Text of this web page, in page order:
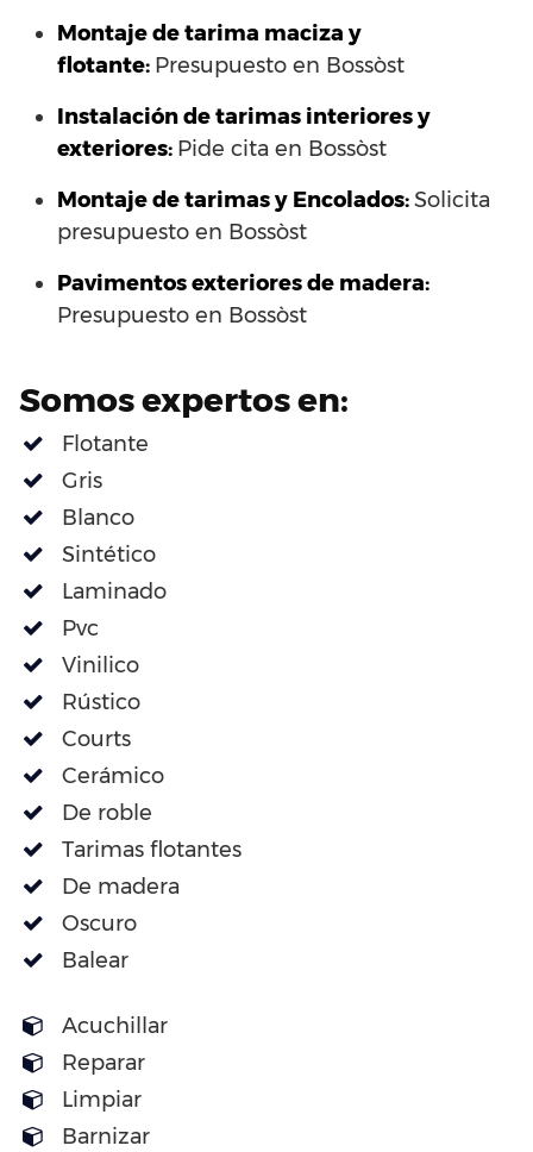
Montaje de tarima maciza y
flotante: Presupuesto en Bossòst
Instalación de tarimas interiores y
exteriores: Pide cita en Bossòst
Montaje de tarimas y Encolados:Solicita
presupuesto en Bossòst
Pavimentos exteriores de madera:
Presupuesto en Bossòst
Somos expertos en:
Flotante
Gris
Blanco
Sintético
Laminado
Pvc
Vinilico
Rústico
Courts
Cerámico
De roble
Tarimas flotantes
De madera
Oscuro
Balear
Acuchillar
Reparar
Limpiar
Barnizar